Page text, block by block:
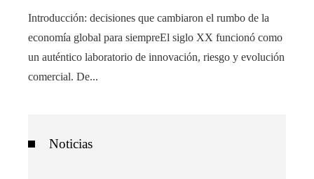
Introducción: decisiones que cambiaron el rumbo de la
economía global para siempreEl siglo XX funcionó como
un auténtico laboratorio de innovación, riesgo y evolución
comercial. De...
Noticias